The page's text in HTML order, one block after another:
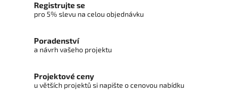
Registrujte se
pro 5% slevu na celou objednávku
Poradenství
a návrh vašeho projektu
Projektové ceny
u větších projektů si napište o cenovou nabídku